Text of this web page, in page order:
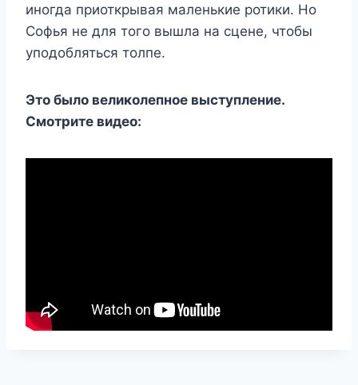
иногда приоткрывая маленькие ротики. Но
Софья не для того вышла на сцене, чтобы
уподобляться толпе.
Это было великолепное выступление.
Смотрите видео: